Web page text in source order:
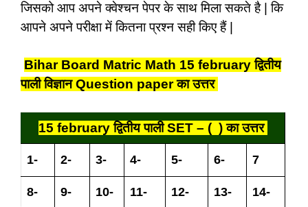
जिसको आप अपने क्वेश्चन पेपर के साथ मिला सकते है | कि
आपने अपने परीक्षा में कितना प्रश्न सही किए हैं |
Bihar Board Matric Math 15 february द्वितीय
पाली विज्ञान Question paper का उत्तर
15 february द्वितीय पाली SET – ( ) का उत्तर
1- 2- 3- 4- 5- 6- 7
8- 9- 10- 11- 12- 13- 14-